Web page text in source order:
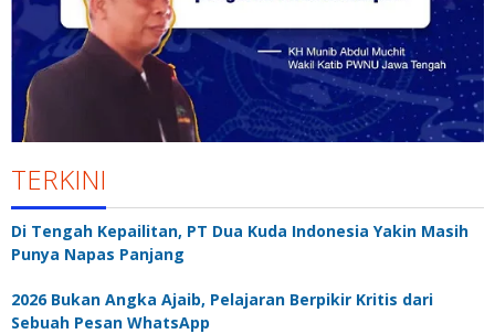
TERKINI
Di Tengah Kepailitan, PT Dua Kuda Indonesia Yakin Masih
Punya Napas Panjang
2026 Bukan Angka Ajaib, Pelajaran Berpikir Kritis dari
Sebuah Pesan WhatsApp